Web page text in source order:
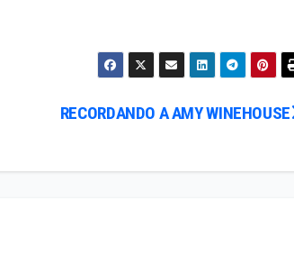
RECORDANDO A AMY WINEHOUSE